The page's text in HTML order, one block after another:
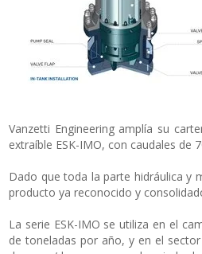
Vanzetti Engineering amplía su
extraíble ESK-IMO, con caudales de
Dado que toda la parte hidráulica y
producto ya reconocido y
La serie ESK-IMO se utiliza en el
de toneladas por año, y en el